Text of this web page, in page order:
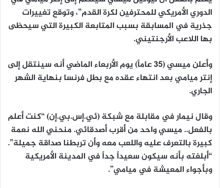
الدوري الأمريكي للمحترفين لكرة القدم”، وتوقع تغييرات
جذرية في المسابقة بسبب المتابعة الكبيرة التي سيحظى
بها اللاعب الأرجنتيني.
وأعلن ميسي (35 عاماً) يوم الأربعاء الماضي أنه سينتقل إلى
إنتر ميامي بعد انتهاء عقده مع بطل فرنسا بنهاية الشهر
الجاري.
وقال نيمار في مقابلة مع شبكة (ئي.إس.بي.إن) “كنت أعلم
بالفعل.. ميسي واحد من أقرب أصدقائي. منحني الله نعمة
كبيرة بالتعرف عليه واللعب معه وأن تربطنا صداقة جميلة”.
“أبلغته بأنه سيكون سعيداً جداً في المدينة الأمريكية
وبأجواء المعيشة في ميامي”.